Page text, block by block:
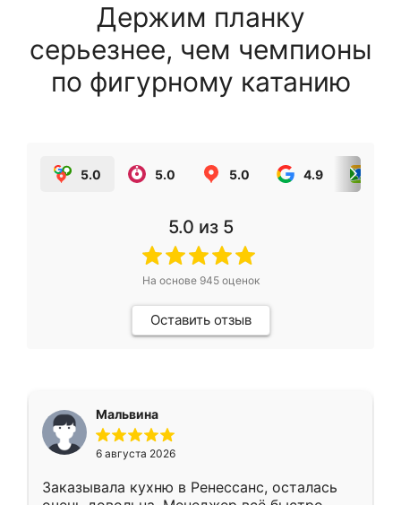
Держим планку
серьезнее, чем чемпионы
по фигурному катанию
5.0 5.0 5.0 4.9
5.0 из 5
На основе 945оценок
Оставить отзыв
Мальвина
6 августа 2026
Заказывала кухню в Ренессанс, осталась